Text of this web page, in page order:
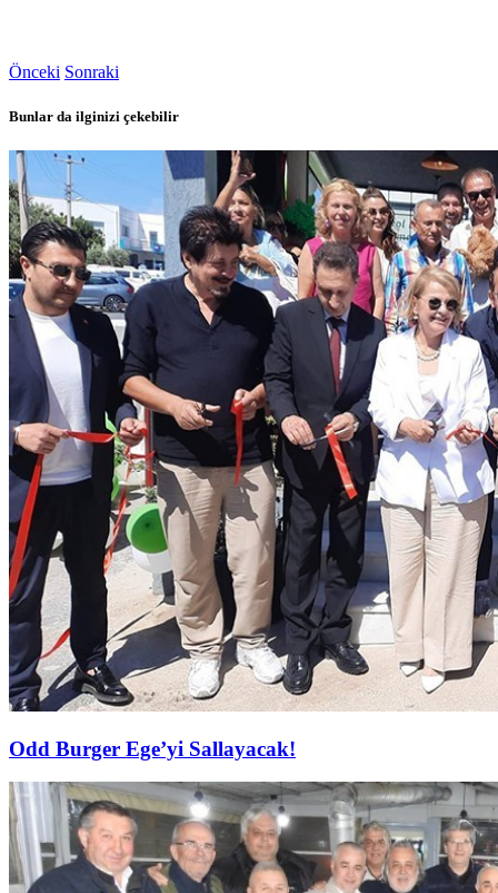
Önceki Sonraki
Bunlar da ilginizi çekebilir
Odd Burger Ege’yi Sallayacak!